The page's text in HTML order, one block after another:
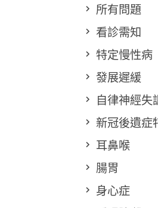
所有問題
看診需知
特定慢性病
發展遲緩
自律神經失
新冠後遺症
耳鼻喉
腸胃
身心症